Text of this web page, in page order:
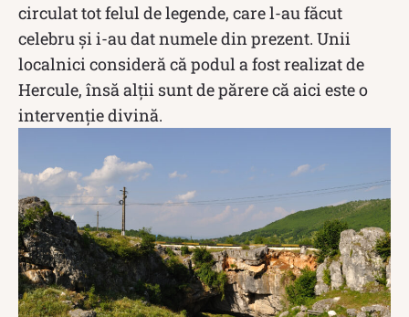
circulat tot felul de legende, care l-au făcut
celebru și i-au dat numele din prezent. Unii
localnici consideră că podul a fost realizat de
Hercule, însă alții sunt de părere că aici este o
intervenție divină.